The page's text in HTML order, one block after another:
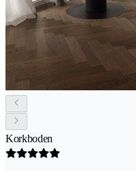
Korkboden